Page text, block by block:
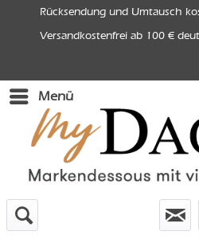
Rücksendung und Umtausch
Versandkostenfrei ab 100 €
Menü